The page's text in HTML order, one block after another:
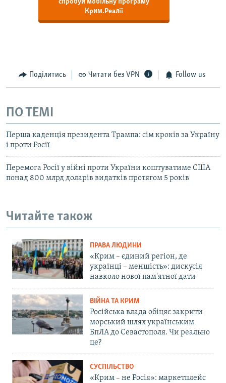
спробуй мобільну програму
Крим.Реалії
Поділитись Читати без VPN Follow us
ПО ТЕМІ
Перша каденція президента Трампа: сім кроків за Україну
і проти Росії
Перемога Росії у війні проти України коштуватиме США
понад 800 млрд доларів видатків протягом 5 років
Читайте також
ПРАВА ЛЮДИНИ
«Крим – єдиний регіон, де
українці – меншість»: дискусія
навколо нової пам'ятної дати
ВІЙНА ТА КРИМ
Російська влада обіцяє закрити
морський шлях українським
БпЛА до Севастополя. Чи реально
це?
СУСПІЛЬСТВО
«Крим – не Росія»: маркетплейс